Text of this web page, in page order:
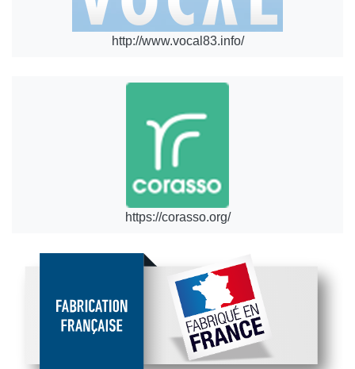
http://www.vocal83.info/
https://corasso.org/